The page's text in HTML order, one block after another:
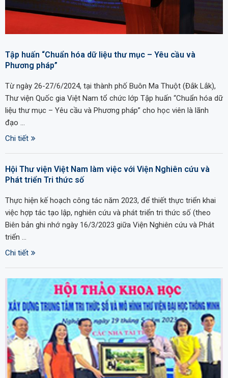
Tập huấn “Chuẩn hóa dữ liệu thư mục – Yêu cầu và
Phương pháp”
Từ ngày 26-27/6/2024, tại thành phố Buôn Ma Thuột (Đắk Lắk),
Thư viện Quốc gia Việt Nam tổ chức lớp Tập huấn “Chuẩn hóa dữ
liệu thư mục – Yêu cầu và Phương pháp” cho học viên là lãnh
đạo …
Chi tiết
Hội Thư viện Việt Nam làm việc với Viện Nghiên cứu và
Phát triển Tri thức số
Thực hiện kế hoạch công tác năm 2023, để thiết thực triển khai
việc hợp tác tạo lập, nghiên cứu và phát triển tri thức số (theo
Biên bản ghi nhớ ngày 16/3/2023 giữa Viện Nghiên cứu và Phát
triển …
Chi tiết